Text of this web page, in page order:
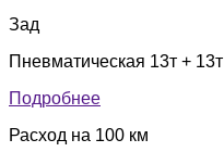
Зад
Пневматическая 13т + 13т
Подробнее
Расход на 100 км